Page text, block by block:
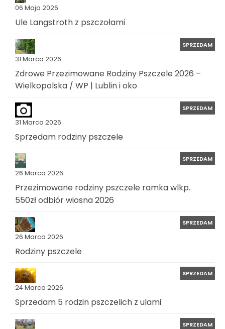
06 Maja 2026
Ule Langstroth z pszczołami
31 Marca 2026
SPRZEDAM
Zdrowe Przezimowane Rodziny Pszczele 2026 –
Wielkopolska / WP | Lublin i oko
31 Marca 2026
SPRZEDAM
Sprzedam rodziny pszczele
26 Marca 2026
SPRZEDAM
Przezimowane rodziny pszczele ramka wlkp.
550zł odbiór wiosna 2026
26 Marca 2026
SPRZEDAM
Rodziny pszczele
24 Marca 2026
SPRZEDAM
Sprzedam 5 rodzin pszczelich z ulami
SPRZEDAM